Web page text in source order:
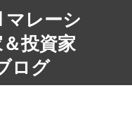
マレーシ
投資家
ログ